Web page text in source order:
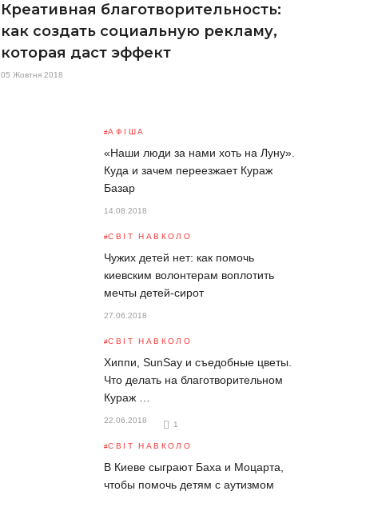
Креативная благотворительность:
как создать социальную рекламу,
которая даст эффект
05 Жовтня 2018
АФІША
«Наши люди за нами хоть на Луну».
Куда и зачем переезжает Кураж
Базар
14.08.2018
СВІТ НАВКОЛО
Чужих детей нет: как помочь
киевским волонтерам воплотить
мечты детей-сирот
27.06.2018
СВІТ НАВКОЛО
Хиппи, SunSay и съедобные цветы.
Что делать на благотворительном
Кураж …
22.06.2018
1
СВІТ НАВКОЛО
В Киеве сыграют Баха и Моцарта,
чтобы помочь детям с аутизмом